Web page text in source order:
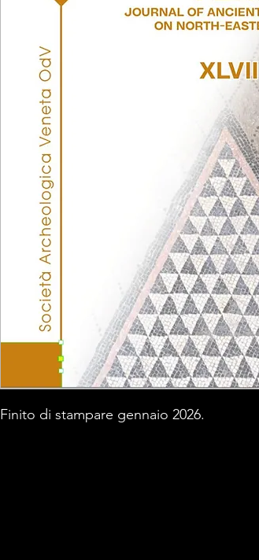
Finito di stampare gennaio 2026.